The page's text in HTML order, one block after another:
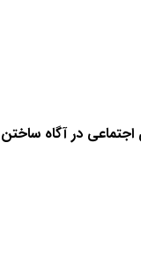
در آگاه